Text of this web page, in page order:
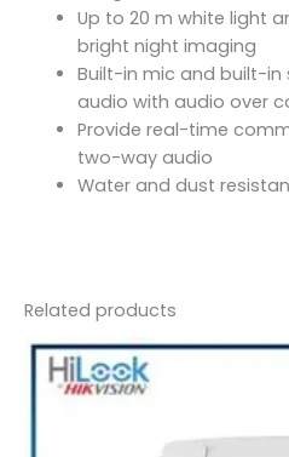
Up to 20 m white light
bright night imaging
Built-in mic and built-in
audio with audio over
Provide real-time
two-way audio
Water and dust
Related products